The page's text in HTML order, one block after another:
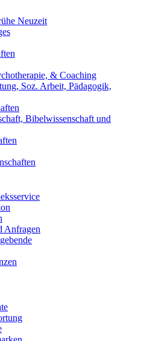
Neuzeit
& Coaching
Soz. Arbeit, Pädagogik,
Bibelwissenschaft und
Anfragen